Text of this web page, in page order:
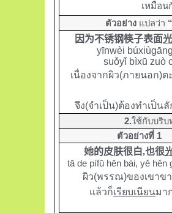
เหมือน
ตัวอย่าง แปลว่า
因为不锈钢筷子表面
yīnwèi
suǒyǐ bìxū zuò
เนื่องจากผิว(ภายนอก)ต
จึง(จำเป็น)ต้องทำเป็น
2.ใช้กับบริ
ตัวอย่างที่ 1
她的皮肤很白,也很
tā de pífū hěn bái, yě hěn
ผิว(พรรณ)ของเขาข
แล้วก็เรียบเนียนมา